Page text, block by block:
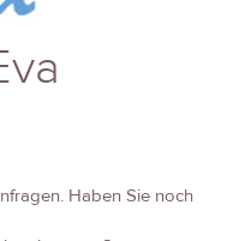
Haben Sie noch